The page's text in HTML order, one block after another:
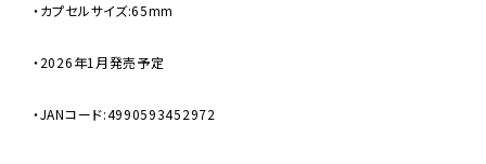
・カプセルサイズ:65mm
・2026年1月発売予定
・JANコード:4990593452972